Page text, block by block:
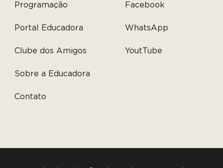
Programação
Portal Educadora
Clube dos Amigos
Sobre a Educadora
Contato
Facebook
WhatsApp
YoutTube